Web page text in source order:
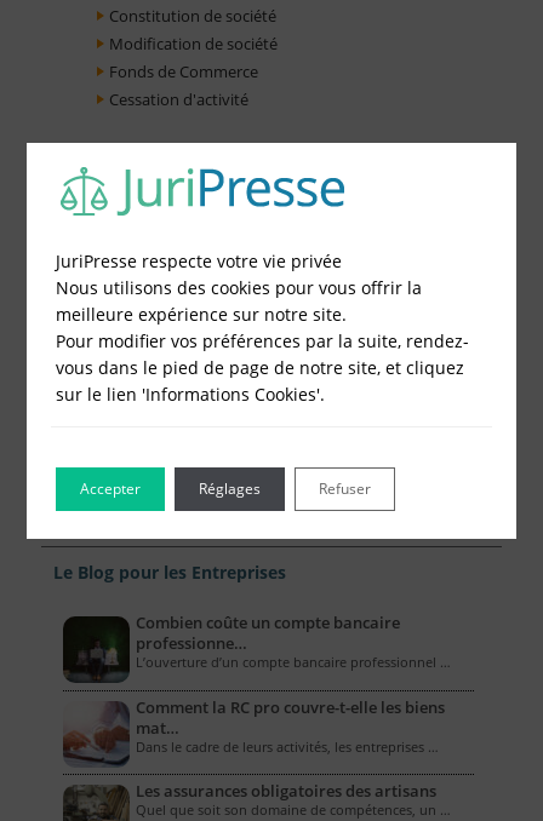
Constitution de société
Modification de société
Fonds de Commerce
Cessation d'activité
Le Blog pour les Entreprises
Combien coûte un compte bancaire
professionne…
L’ouverture d’un compte bancaire professionnel …
Comment la RC pro couvre-t-elle les biens
mat…
Dans le cadre de leurs activités, les entreprises …
Les assurances obligatoires des artisans
Quel que soit son domaine de compétences, un …
JuriPresse respecte votre vie privée
Nous utilisons des cookies pour vous offrir la
meilleure expérience sur notre site.
Pour modifier vos préférences par la suite, rendez-
vous dans le pied de page de notre site, et cliquez
sur le lien 'Informations Cookies'.
Accepter Refuser
Réglages